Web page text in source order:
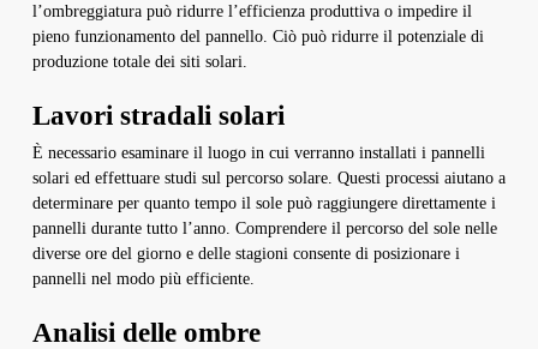
l’ombreggiatura può ridurre l’efficienza produttiva o impedire il
pieno funzionamento del pannello. Ciò può ridurre il potenziale di
produzione totale dei siti solari.
Lavori stradali solari
È necessario esaminare il luogo in cui verranno installati i pannelli
solari ed effettuare studi sul percorso solare. Questi processi aiutano a
determinare per quanto tempo il sole può raggiungere direttamente i
pannelli durante tutto l’anno. Comprendere il percorso del sole nelle
diverse ore del giorno e delle stagioni consente di posizionare i
pannelli nel modo più efficiente.
Analisi delle ombre